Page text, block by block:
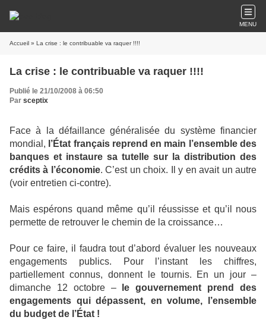
MENU
Accueil » La crise : le contribuable va raquer !!!!
La crise : le contribuable va raquer !!!!
Publié le 21/10/2008 à 06:50
Par sceptix
Face à la défaillance généralisée du système financier
mondial, l’État français reprend en main l’ensemble des
banques et instaure sa tutelle sur la distribution des
crédits à l’économie. C’est un choix. Il y en avait un autre
(voir entretien ci-contre).
Mais espérons quand même qu’il réussisse et qu’il nous
permette de retrouver le chemin de la croissance…
Pour ce faire, il faudra tout d’abord évaluer les nouveaux
engagements publics. Pour l’instant les chiffres,
partiellement connus, donnent le tournis. En un jour –
dimanche 12 octobre –
le gouvernement prend des
engagements qui dépassent, en volume, l’ensemble
du budget de l’État !